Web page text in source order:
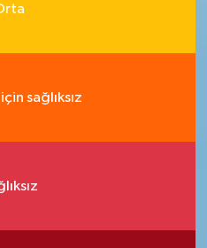
sağlıksız